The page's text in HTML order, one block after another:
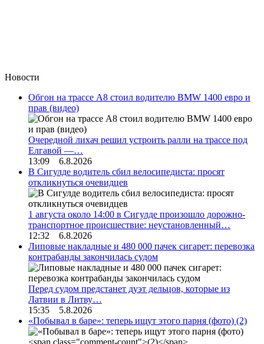
Новости
Обгон на трассе А8 стоил водителю BMW 1400 евро и
прав (видео)
Очередной лихач решил устроить ралли на трассе под
Елгавой —…
13:09 6.8.2026
В Сигулде водитель сбил велосипедиста: просят
откликнуться очевидцев
1 августа около 14:00 в Сигулде произошло дорожно-
транспортное происшествие: неустановленный…
12:32 6.8.2026
Липовые накладные и 480 000 пачек сигарет: перевозка
контрабанды закончилась судом
Перед судом предстанет дуэт дельцов, которые из
Латвии в Литву…
15:35 5.8.2026
«Побывал в баре»: теперь ищут этого парня (фото) (2)